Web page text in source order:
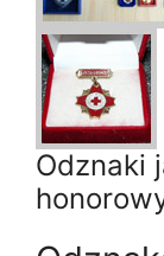
Odznaki